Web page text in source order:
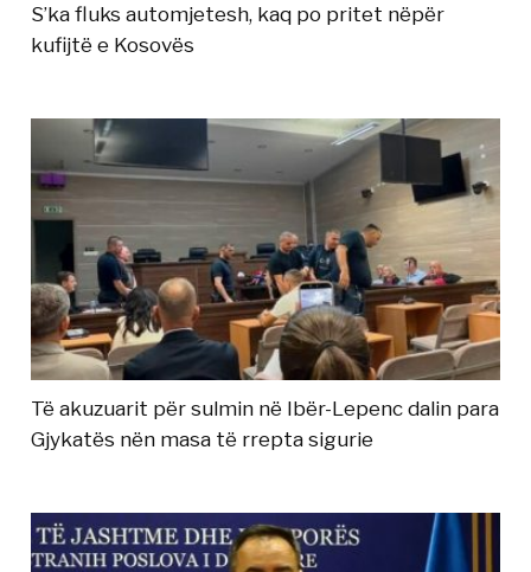
S’ka fluks automjetesh, kaq po pritet nëpër
kufijtë e Kosovës
Të akuzuarit për sulmin në Ibër-Lepenc dalin para
Gjykatës nën masa të rrepta sigurie